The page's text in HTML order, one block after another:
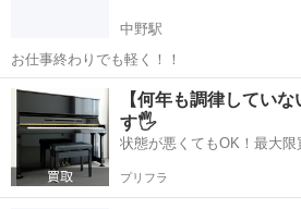
中野駅
お仕事終わりでも軽く！！
東京 千代田区 中野駅
【何年も調律してい
す🖐️
状態が悪くてもOK！最大限
プリフラ